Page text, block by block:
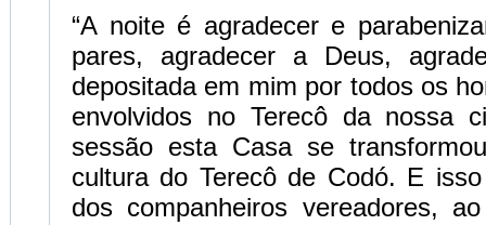
“A noite é agradecer e
pares, agradecer a Deus,
depositada em mim por todos os
envolvidos no Terecô da nossa
sessão esta Casa se
cultura do Terecô de Codó. E
dos companheiros vereadores,